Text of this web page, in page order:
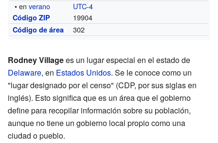
• enverano UTC-4
Código ZIP 19904
Código de área 302
Rodney Villagees un lugar especial en el estado de
Delaware, en Estados Unidos. Se le conoce como un
"lugar designado por el censo" (CDP, por sus siglas en
inglés). Esto significa que es un área que el gobierno
define para recopilar información sobre su población,
aunque no tiene un gobierno local propio como una
ciudad o pueblo.